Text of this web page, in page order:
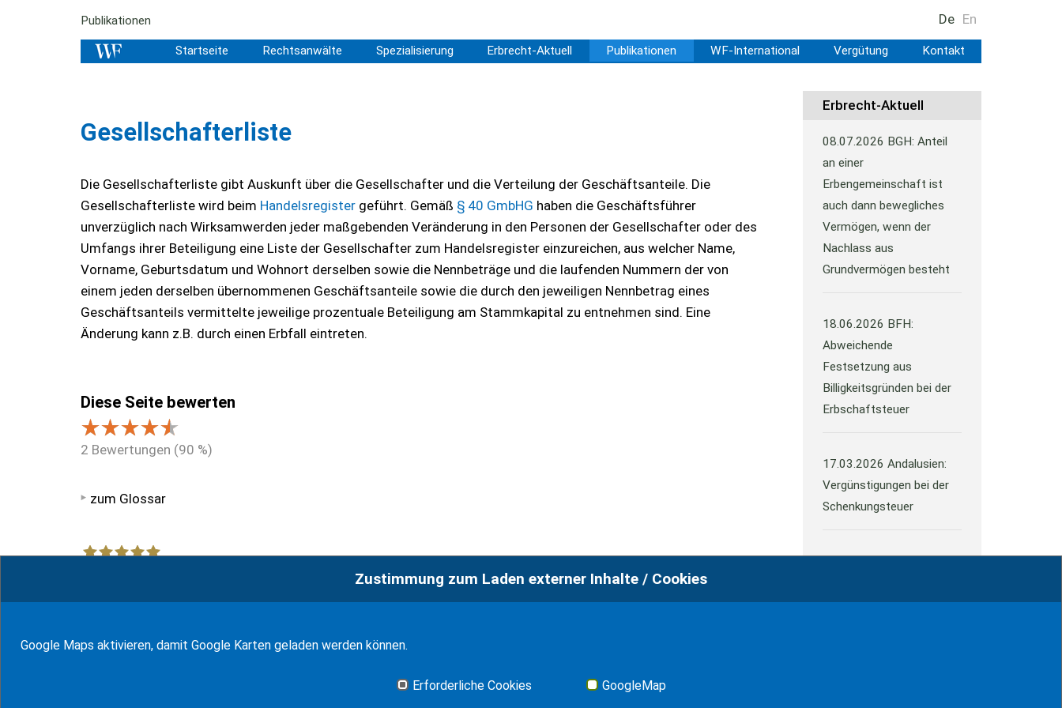
Publikationen De En
Startseite Rechtsanwälte Spezialisierung Erbrecht-Aktuell Publikationen WF-International Vergütung Kontakt
Gesellschafterliste
Die Gesellschafterliste gibt Auskunft über die Gesellschafter und die Verteilung der Geschäftsanteile. Die
Gesellschafterliste wird beim Handelsregister geführt. Gemäß § 40 GmbHG haben die Geschäftsführer
unverzüglich nach Wirksamwerden jeder maßgebenden Veränderung in den Personen der Gesellschafter oder des
Umfangs ihrer Beteiligung eine Liste der Gesellschafter zum Handelsregister einzureichen, aus welcher Name,
Vorname, Geburtsdatum und Wohnort derselben sowie die Nennbeträge und die laufenden Nummern der von
einem jeden derselben übernommenen Geschäftsanteile sowie die durch den jeweiligen Nennbetrag eines
Geschäftsanteils vermittelte jeweilige prozentuale Beteiligung am Stammkapital zu entnehmen sind. Eine
Änderung kann z.B. durch einen Erbfall eintreten.
Diese Seite bewerten
2 Bewertungen (90 %)
zum Glossar
Erbrecht-Aktuell
08.07.2026 BGH: Anteil
an einer
Erbengemeinschaft ist
auch dann bewegliches
Vermögen, wenn der
Nachlass aus
Grundvermögen besteht
18.06.2026 BFH:
Abweichende
Festsetzung aus
Billigkeitsgründen bei der
Erbschaftsteuer
17.03.2026Andalusien:
Vergünstigungen bei der
Schenkungsteuer
Zustimmung zum Laden externer Inhalte / Cookies
Google Maps aktivieren, damit Google Karten geladen werden können.
Erforderliche Cookies GoogleMap